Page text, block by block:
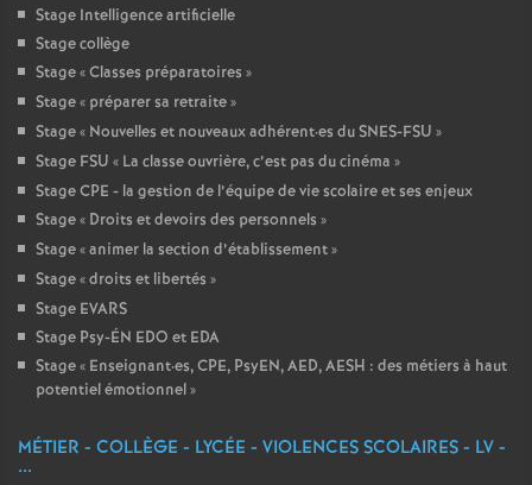
Stage Intelligence artificielle
Stage collège
Stage «Classes préparatoires »
Stage « préparer sa retraite»
Stage « Nouvelles et nouveaux adhérent·es du SNES-FSU »
Stage FSU « La classe ouvrière, c’est pas du cinéma »
Stage CPE - la gestion de l’équipe de vie scolaire et ses enjeux
Stage « Droits et devoirs des personnels »
Stage «animer la section d’établissement»
Stage «droits et libertés »
Stage EVARS
Stage Psy-ÉN EDO et EDA
Stage « Enseignant·es, CPE, PsyEN, AED, AESH : des métiers à haut
potentiel émotionnel»
MÉTIER - COLLÈGE - LYCÉE - VIOLENCES SCOLAIRES - LV -
...